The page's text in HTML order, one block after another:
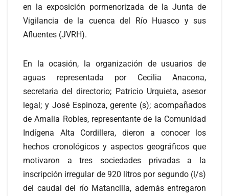
en la exposición pormenorizada de la Junta de
Vigilancia de la cuenca del Río Huasco y sus
Afluentes (JVRH).
En la ocasión, la organización de usuarios de
aguas representada por Cecilia Anacona,
secretaria del directorio; Patricio Urquieta, asesor
legal; y José Espinoza, gerente (s); acompañados
de Amalia Robles, representante de la Comunidad
Indígena Alta Cordillera, dieron a conocer los
hechos cronológicos y aspectos geográficos que
motivaron a tres sociedades privadas a la
inscripción irregular de 920 litros por segundo (l/s)
del caudal del río Matancilla, además entregaron